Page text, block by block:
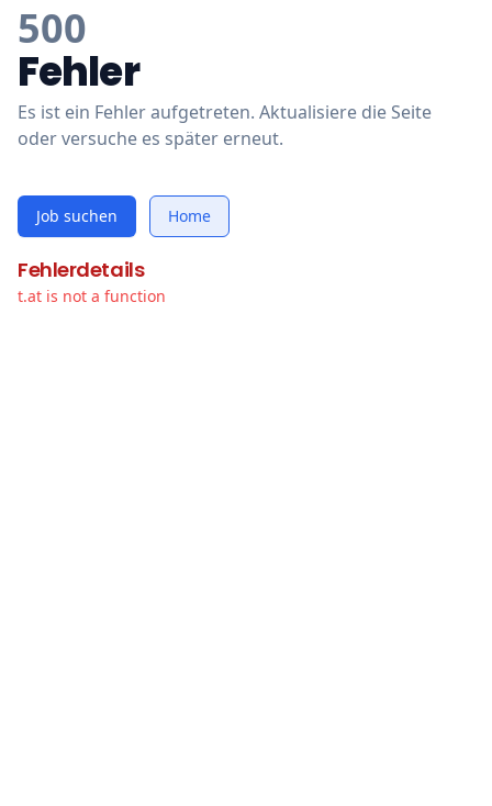
500
Fehler
Es ist ein Fehler aufgetreten. Aktualisiere die Seite
oder versuche es später erneut.
Job suchen Home
Fehlerdetails
t.at is not a function